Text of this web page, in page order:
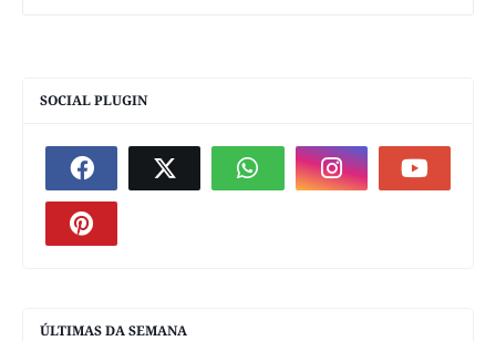
SOCIAL PLUGIN
ÚLTIMAS DA SEMANA